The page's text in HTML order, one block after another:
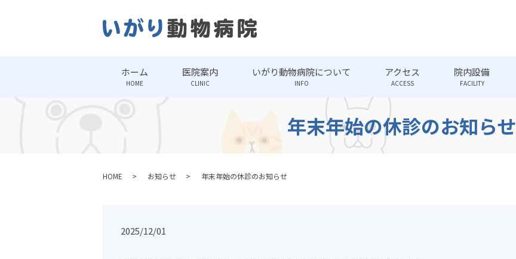
ホーム
HOME
医院案内
CLINIC
いがり動物病院について
INFO
アクセス
ACCESS
院内設備
FACILITY
年末年始の休診のお知らせ
HOME お知らせ 年末年始の休診のお知らせ
2025/12/01